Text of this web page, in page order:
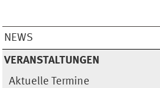
NEWS
VERANSTALTUNGEN
Aktuelle Termine